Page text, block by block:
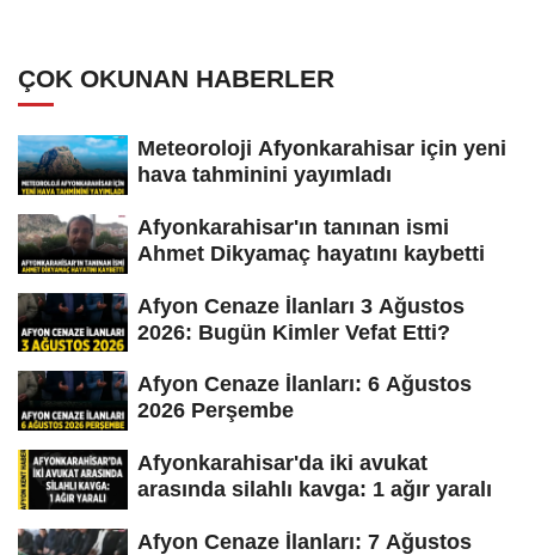
ÇOK OKUNAN HABERLER
Meteoroloji Afyonkarahisar için yeni
hava tahminini yayımladı
Afyonkarahisar'ın tanınan ismi
Ahmet Dikyamaç hayatını kaybetti
Afyon Cenaze İlanları 3 Ağustos
2026: Bugün Kimler Vefat Etti?
Afyon Cenaze İlanları: 6 Ağustos
2026 Perşembe
Afyonkarahisar'da iki avukat
arasında silahlı kavga: 1 ağır yaralı
Afyon Cenaze İlanları: 7 Ağustos